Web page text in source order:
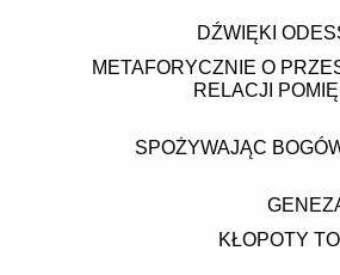
DŹWIĘKI
METAFORYCZNIE O
RELACJI
SPOŻYWAJĄC
KŁOPOTY